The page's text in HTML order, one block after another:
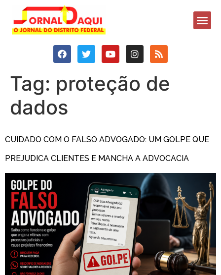
Tag: proteção de
dados
CUIDADO COM O FALSO ADVOGADO: UM GOLPE QUE
PREJUDICA CLIENTES E MANCHA A ADVOCACIA